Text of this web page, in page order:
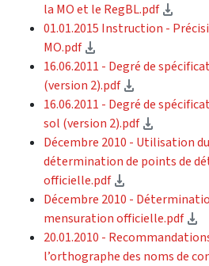
la MO et le RegBL.pdf
01.01.2015 Instruction -
MO.pdf
16.06.2011 - Degré de
(version 2).pdf
16.06.2011 - Degré de
sol (version 2).pdf
Décembre 2010 - Utilisation
détermination de points de
officielle.pdf
Décembre 2010 -
mensuration officielle.pdf
20.01.2010 -
l’orthographe des noms de